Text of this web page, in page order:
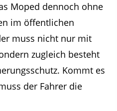
Moped dennoch ohne
im öffentlichen
muss nicht nur mit
zugleich besteht
Kommt es
der Fahrer die